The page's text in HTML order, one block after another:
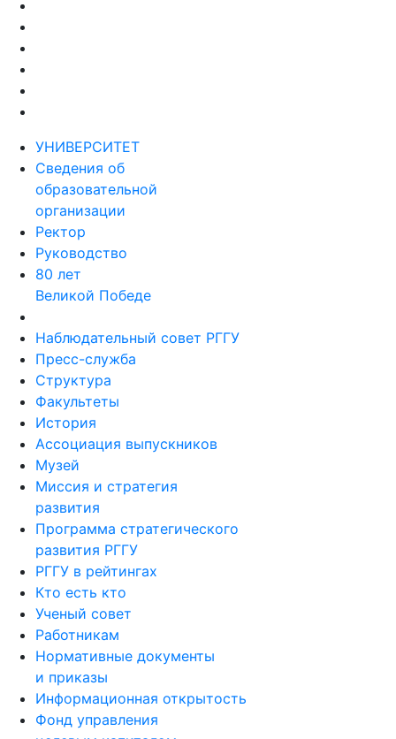
УНИВЕРСИТЕТ
Сведения об
образовательной
организации
Ректор
Руководство
80 лет
Великой Победе
Наблюдательный совет РГГУ
Пресс-служба
Структура
Факультеты
История
Ассоциация выпускников
Музей
Миссия и стратегия
развития
Программа стратегического
развития РГГУ
РГГУ в рейтингах
Кто есть кто
Ученый совет
Работникам
Нормативные документы
и приказы
Информационная открытость
Фонд управления